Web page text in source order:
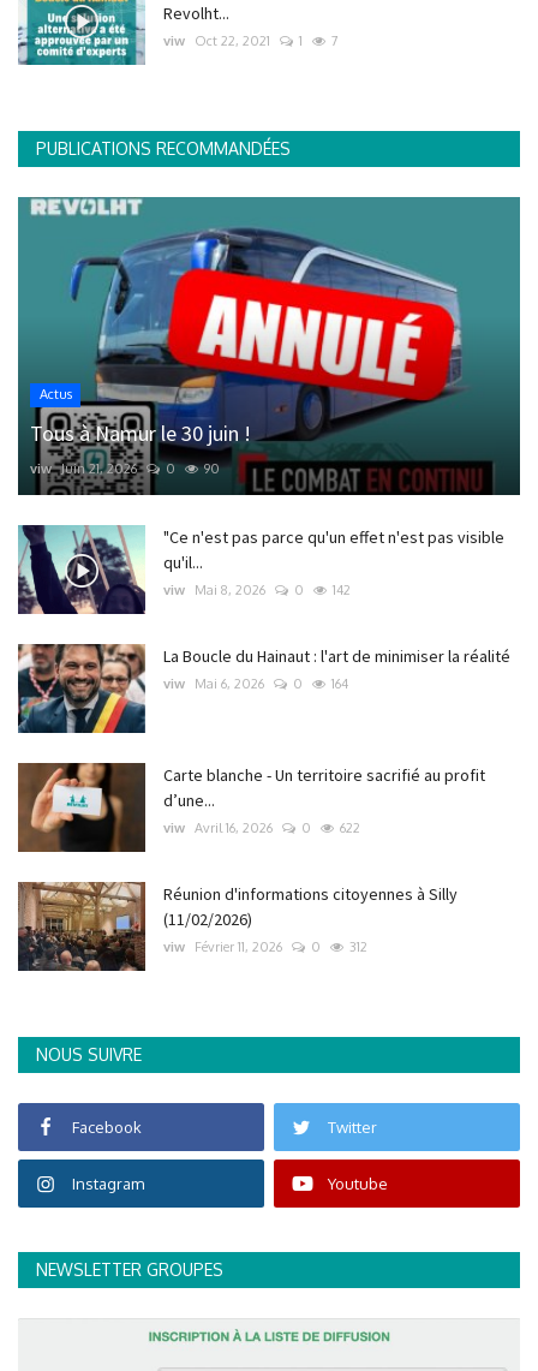
Revolht...
viw Oct 22, 2021 1 7
PUBLICATIONS RECOMMANDÉES
Actus
Tous à Namur le 30 juin !
viw Juin 21, 2026 0 90
"Ce n'est pas parce qu'un effet n'est pas visible
qu'il...
viw Mai 8, 2026 0 142
La Boucle du Hainaut : l'art de minimiser la réalité
viw Mai 6, 2026 0 164
Carte blanche - Un territoire sacrifié au profit
d’une...
viw Avril 16, 2026 0 622
Réunion d'informations citoyennes à Silly
(11/02/2026)
viw Février 11, 2026 0 312
NOUS SUIVRE
Facebook Twitter
Instagram Youtube
NEWSLETTER GROUPES